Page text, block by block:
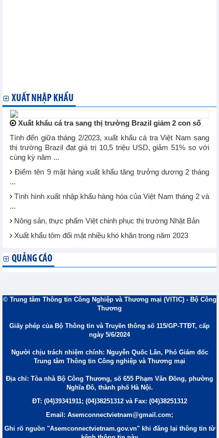
XUẤT NHẬP KHẨU
Xuất khẩu cá tra sang thị trường Brazil giảm 2 con số
Tính đến giữa tháng 2/2023, xuất khẩu cá tra Việt Nam sang
thị trường Brazil đạt giá trị 10,5 triệu USD, giảm 51% so với
cùng kỳ năm ...
Điểm tên 9 mặt hàng xuất khẩu tăng trưởng dương 2 tháng
...
Tình hình xuất nhập khẩu hàng hóa của Việt Nam tháng 2 và
...
Nông sản, thực phẩm Việt chinh phục thị trường Nhật Bản
Xuất khẩu tôm đối mặt nhiều khó khăn trong năm 2023
QUẢNG CÁO
© Trung tâm Thông tin Công Nghiệp và Thương mại (VITIC) - Bộ Công
Thương
Giấy phép của Bộ Thông tin và Truyền thông số 115/GP-TTĐT, cấp
ngày 5/6/2024
Người chịu trách nhiệm chính: Nguyễn Quốc Lân, Phó Giám đốc
Trung tâm Thông tin Công nghiệp và Thương mại
Địa chỉ: Tòa nhà Bộ Công Thương, số 655 Phạm Văn Đồng, phường
Nghĩa Đô, thành phố Hà Nội.
ĐT: (04)39341911; (04)38251312 và Fax: (04)38251312
Email: Asemconnectvietnam@gmail.com;
Ghi rõ nguồn "Asemconnectvietnam.gov.vn" khi đăng lại thông tin từ